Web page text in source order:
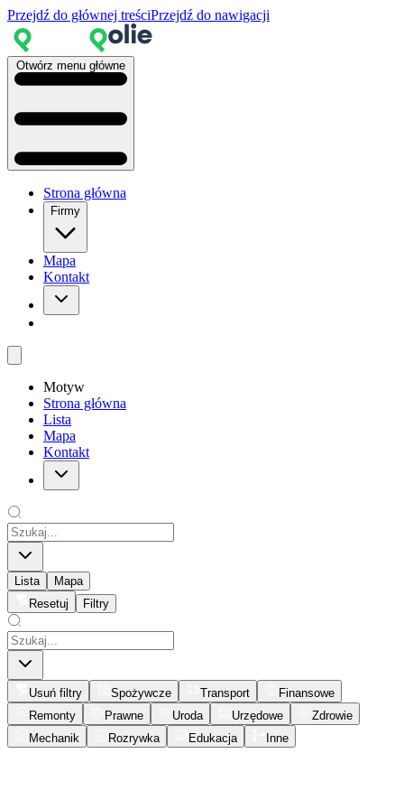
Przejdź do głównej treściPrzejdź do nawigacji
Otwórz menu główne
Strona główna
Firmy
Mapa
Kontakt
Motyw
Strona główna
Lista
Mapa
Kontakt
Lista
Mapa
Resetuj
Filtry
Usuń filtry Spożywcze Transport
Finansowe
Remonty
Prawne Uroda Urzędowe
Zdrowie
Mechanik
Rozrywka Edukacja Inne